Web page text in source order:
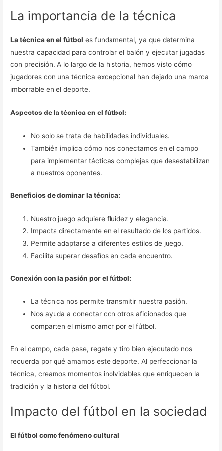
La importancia de la técnica
La técnica en el fútbol es fundamental, ya que determina
nuestra capacidad para controlar el balón y ejecutar jugadas
con precisión. A lo largo de la historia, hemos visto cómo
jugadores con una técnica excepcional han dejado una marca
imborrable en el deporte.
Aspectos de la técnica en el fútbol:
No solo se trata de habilidades individuales.
También implica cómo nos conectamos en el campo
para implementar tácticas complejas que desestabilizan
a nuestros oponentes.
Beneficios de dominar la técnica:
Nuestro juego adquiere fluidez y elegancia.
Impacta directamente en el resultado de los partidos.
Permite adaptarse a diferentes estilos de juego.
Facilita superar desafíos en cada encuentro.
Conexión con la pasión por el fútbol:
La técnica nos permite transmitir nuestra pasión.
Nos ayuda a conectar con otros aficionados que
comparten el mismo amor por el fútbol.
En el campo, cada pase, regate y tiro bien ejecutado nos
recuerda por qué amamos este deporte. Al perfeccionar la
técnica, creamos momentos inolvidables que enriquecen la
tradición y la historia del fútbol.
Impacto del fútbol en la sociedad
El fútbol como fenómeno cultural